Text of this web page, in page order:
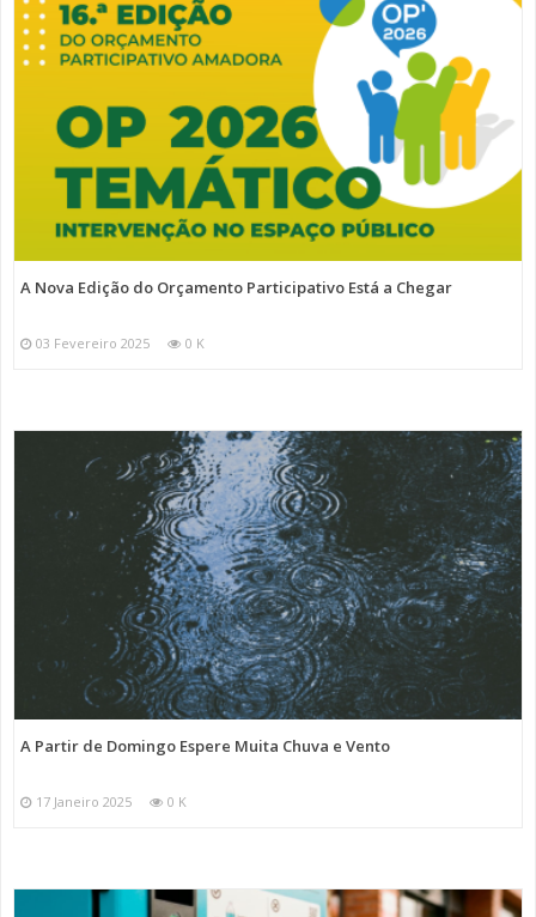
A Nova Edição do Orçamento Participativo Está a Chegar
03 Fevereiro 2025 0 K
A Partir de Domingo Espere Muita Chuva e Vento
17 Janeiro 2025 0 K